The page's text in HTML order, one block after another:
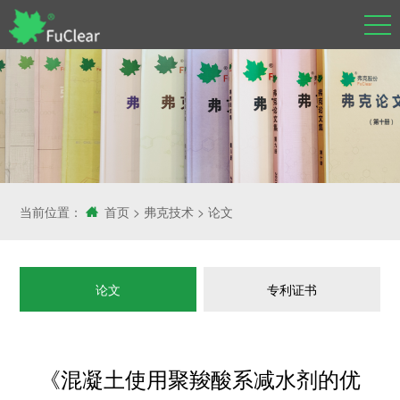
当前位置： 首页 > 弗克技术 >论文
论文 专利证书
《混凝土使用聚羧酸系减水剂的优